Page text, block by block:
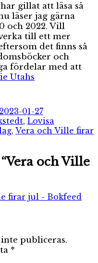
gillat att läsa så
läser jag gärna
och 2022. Vill
till ett mer
det finns så
och
fördelar med att
Utahs
2023-01-27
, Lovisa
, Vera och Ville firar
och Ville
firar jul - Bokfeed
publiceras.
*